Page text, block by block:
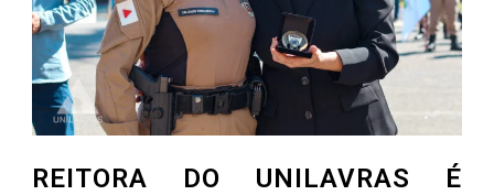
REITORA DO UNILAVRAS É